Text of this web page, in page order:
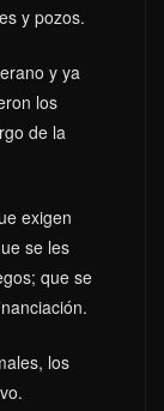
y pozos.
y ya
los
de la
exigen
se les
que se
los